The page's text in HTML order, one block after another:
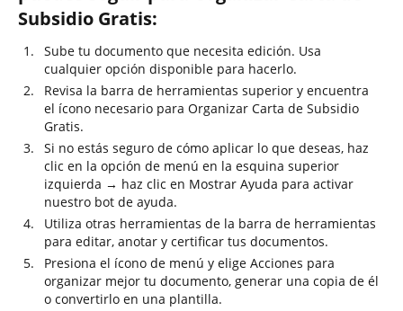
Subsidio Gratis:
Sube tu documento que necesita edición. Usa
cualquier opción disponible para hacerlo.
Revisa la barra de herramientas superior y encuentra
el ícono necesario para Organizar Carta de Subsidio
Gratis.
Si no estás seguro de cómo aplicar lo que deseas, haz
clic en la opción de menú en la esquina superior
izquierda → haz clic en Mostrar Ayuda para activar
nuestro bot de ayuda.
Utiliza otras herramientas de la barra de herramientas
para editar, anotar y certificar tus documentos.
Presiona el ícono de menú y elige Acciones para
organizar mejor tu documento, generar una copia de él
o convertirlo en una plantilla.